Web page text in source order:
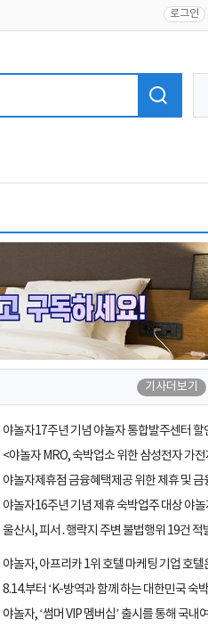
로그인
기사더보기
울산시, 피서․행락지 주변 불법행위 19건 적
8.14.부터 ‘K-방역과 함께 하는 대한민국 숙